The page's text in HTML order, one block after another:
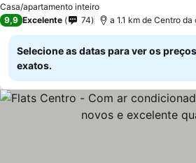
Casa/apartamento inteiro
9,9 Excelente 74 a 1.1 km de Centro da
Selecione as datas para ver os preços
exatos.